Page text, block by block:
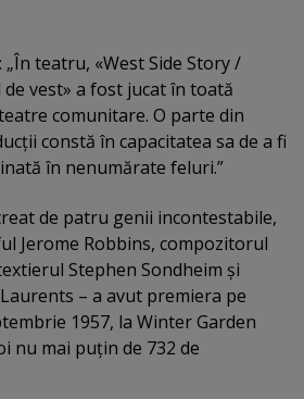
teatru, «West Side Story /
vest» a fost jucat în toată
comunitare. O parte din
constă în capacitatea sa de a fi
în nenumărate feluri.”
de patru genii incontestabile,
Jerome Robbins, compozitorul
Stephen Sondheim şi
– a avut premiera pe
1957, la Winter Garden
nu mai puţin de 732 de